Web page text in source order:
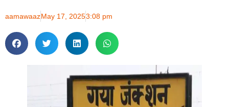
aamawaazMay 17, 20253:08 pm